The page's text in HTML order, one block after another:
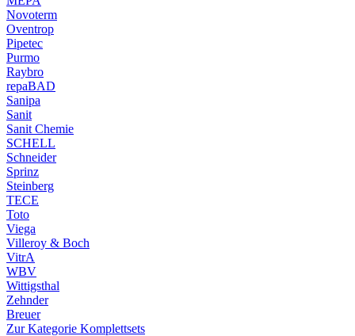
Novoterm
Oventrop
Pipetec
Purmo
Raybro
repaBAD
Sanipa
Sanit
Sanit Chemie
SCHELL
Schneider
Sprinz
Steinberg
TECE
Toto
Viega
Villeroy & Boch
VitrA
WBV
Wittigsthal
Zehnder
Breuer
Zur Kategorie Komplettsets